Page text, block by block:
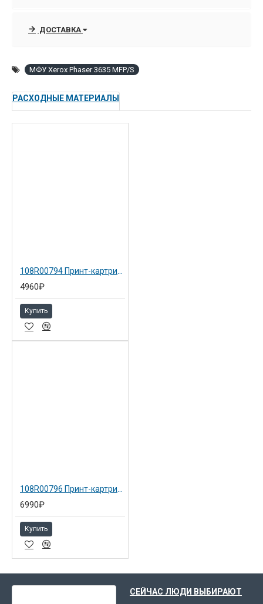
ДОСТАВКА
МФУ Xerox Phaser 3635 MFP/S
РАСХОДНЫЕ МАТЕРИАЛЫ
4960₽
Купить
6990₽
Купить
СЕЙЧАС ЛЮДИ ВЫБИРАЮТ